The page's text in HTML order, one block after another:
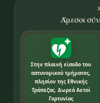
Άμεσοι
Στην πλαινή είσοδο του
αστυνομικού τμήματος,
πλησίον της Εθνικής
Τράπεζας. Δωρεά Αετοί
Γορτυνίας